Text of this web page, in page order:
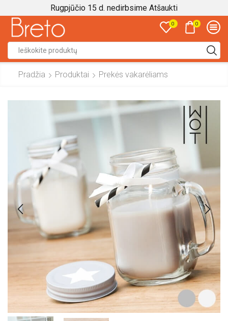
Rugpjūčio 15 d. nedirbsime Atšaukti
0 0
input
Pradžia Produktai Prekės vakarėliams